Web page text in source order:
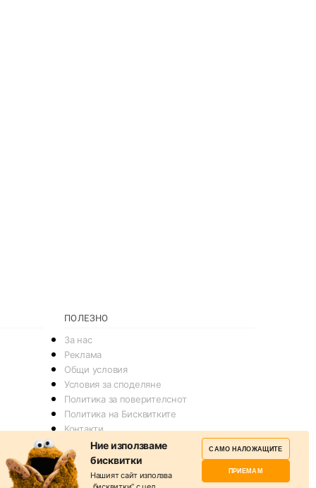
ПОЛЕЗНО
За нас
Реклама
Общи условия
Условия за споделяне
Политика за поверителснот
Политика на Бисквитките
Контакти
Ние използваме
бисквитки
Нашият сайт използва
САМО НАЛОЖАЩИТЕ
ПРИЕМАМ